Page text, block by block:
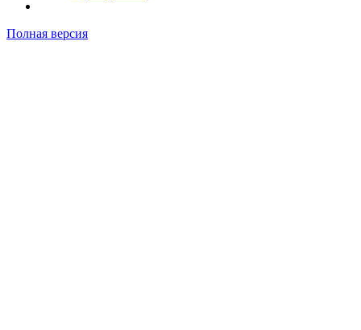
Полная версия